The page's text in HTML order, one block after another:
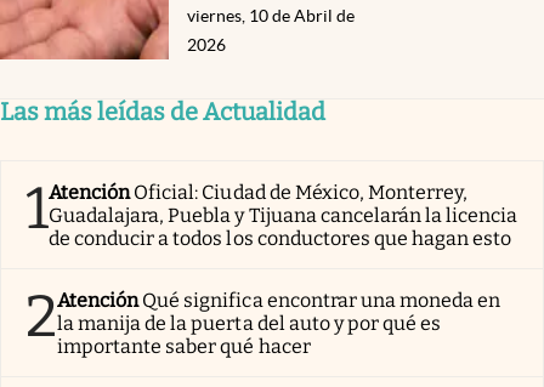
viernes, 10 de Abril de
2026
Las más leídas de Actualidad
1AtenciónOficial: Ciudad de México, Monterrey,
Guadalajara, Puebla y Tijuana cancelarán la licencia
de conducir a todos los conductores que hagan esto
2AtenciónQué significa encontrar una moneda en
la manija de la puerta del auto y por qué es
importante saber qué hacer